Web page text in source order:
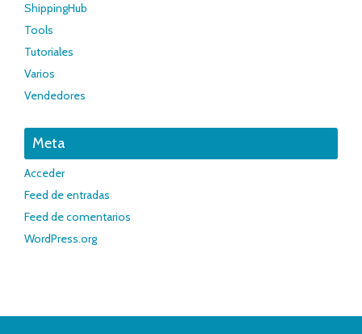
ShippingHub
Tools
Tutoriales
Varios
Vendedores
Meta
Acceder
Feed de entradas
Feed de comentarios
WordPress.org